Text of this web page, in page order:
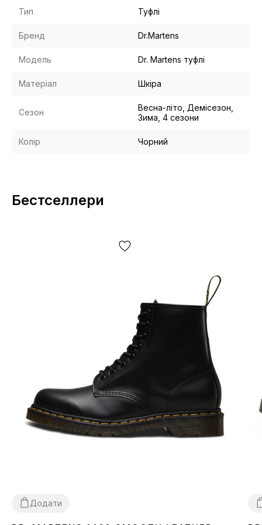
Тип Туфлі
Бренд Dr.Martens
Модель Dr. Martens туфлі
Матеріал Шкіра
Сезон
Весна-літо, Демісезон,
Зима, 4 сезони
Колір Чорний
Бестселлери
Додати